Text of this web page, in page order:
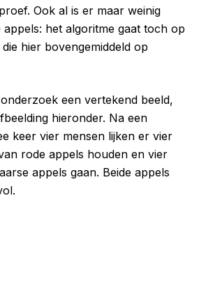
Ook al is er maar weinig
het algoritme gaat toch op
hier bovengemiddeld op
een vertekend beeld,
hieronder. Na een
keer vier mensen lijken er vier
rode appels houden en vier
appels gaan. Beide appels